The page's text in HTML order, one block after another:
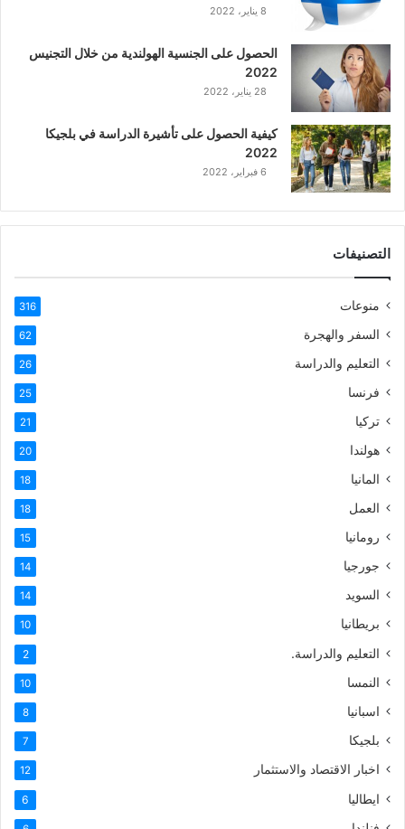
ر
ب
ي
ة
8 يناير، 2022
الحصول على الجنسية الهولندية من خلال التجنيس
2022
28 يناير، 2022
كيفية الحصول على تأشيرة الدراسة في بلجيكا
2022
6 فبراير، 2022
التصنيفات
منوعات 316
السفر والهجرة 62
التعليم والدراسة 26
فرنسا 25
تركيا 21
هولندا 20
المانيا 18
العمل 18
رومانيا 15
جورجيا 14
السويد 14
بريطانيا 10
التعليم والدراسة. 2
النمسا 10
اسبانيا 8
بلجيكا 7
اخبار الاقتصاد والاستثمار 12
ايطاليا 6